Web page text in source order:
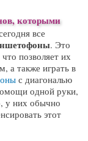
которыми
все
. Это
позволяет их
а также играть в
с диагональю
одной руки,
у них обычно
этот